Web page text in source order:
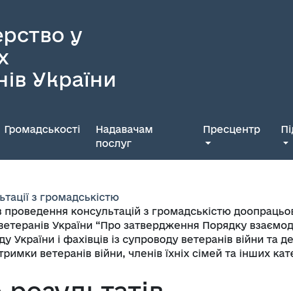
у
України
Громадськості
Надавачам
послуг
Пресцентр
з громадськістю
проведення консультацій з громадськістю
України “Про затвердження Порядку
України і фахівців із супроводу ветеранів війни та
ветеранів війни, членів їхніх сімей та інших